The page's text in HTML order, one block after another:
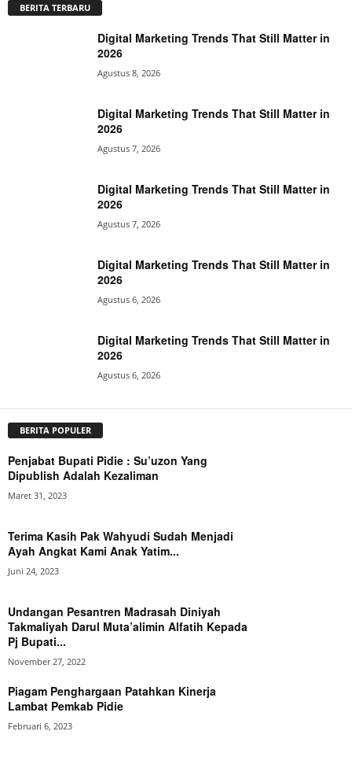
BERITA TERBARU
Digital Marketing Trends That Still Matter in
2026
Agustus 8, 2026
Digital Marketing Trends That Still Matter in
2026
Agustus 7, 2026
Digital Marketing Trends That Still Matter in
2026
Agustus 7, 2026
Digital Marketing Trends That Still Matter in
2026
Agustus 6, 2026
Digital Marketing Trends That Still Matter in
2026
Agustus 6, 2026
BERITA POPULER
Penjabat Bupati Pidie : Su’uzon Yang
Dipublish Adalah Kezaliman
Maret 31, 2023
Terima Kasih Pak Wahyudi Sudah Menjadi
Ayah Angkat Kami Anak Yatim...
Juni 24, 2023
Undangan Pesantren Madrasah Diniyah
Takmaliyah Darul Muta’alimin Alfatih Kepada
Pj Bupati...
November 27, 2022
Piagam Penghargaan Patahkan Kinerja
Lambat Pemkab Pidie
Februari 6, 2023